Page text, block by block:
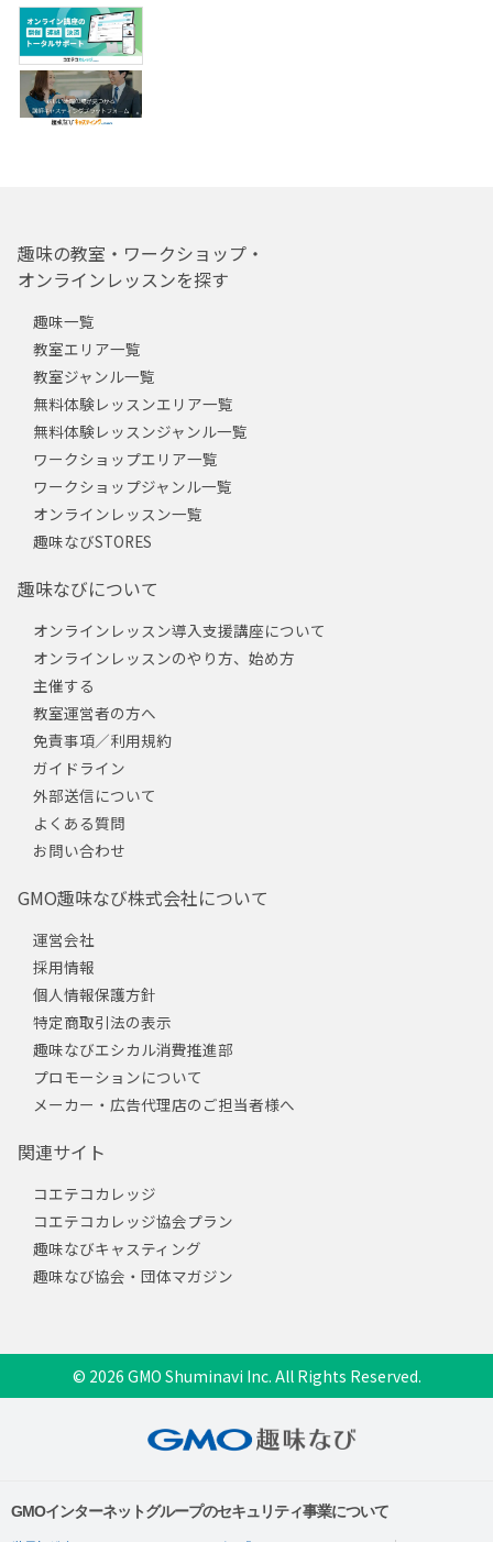
趣味の教室・ワークショップ・
オンラインレッスンを探す
趣味一覧
教室エリア一覧
教室ジャンル一覧
無料体験レッスンエリア一覧
無料体験レッスンジャンル一覧
ワークショップエリア一覧
ワークショップジャンル一覧
オンラインレッスン一覧
趣味なびSTORES
趣味なびについて
オンラインレッスン導入支援講座について
オンラインレッスンのやり方、始め方
主催する
教室運営者の方へ
免責事項／利用規約
ガイドライン
外部送信について
よくある質問
お問い合わせ
GMO趣味なび株式会社について
運営会社
採用情報
個人情報保護方針
特定商取引法の表示
趣味なびエシカル消費推進部
プロモーションについて
メーカー・広告代理店のご担当者様へ
関連サイト
コエテコカレッジ
コエテコカレッジ協会プラン
趣味なびキャスティング
趣味なび協会・団体マガジン
© 2026 GMO Shuminavi Inc. All Rights Reserved.